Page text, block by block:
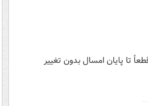
تا پایان امسال بدون تغییر